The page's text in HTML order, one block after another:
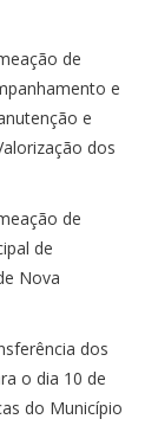
de
e
e
dos
de
de
Nova
dos
o dia 10 de
do Município